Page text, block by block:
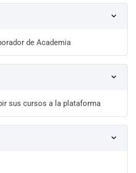
de Academia
sus cursos a la plataforma